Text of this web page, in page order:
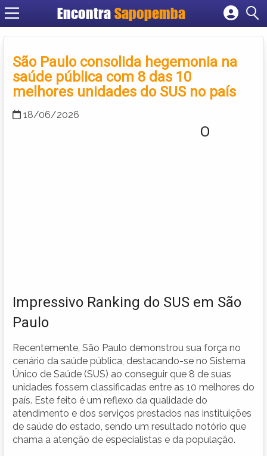
Encontra Sapopemba
Cadastrar empresa
Criar conta
São Paulo consolida hegemonia na
saúde pública com 8 das 10
melhores unidades do SUS no país
18/06/2026
O
Impressivo Ranking do SUS em São
Paulo
Recentemente, São Paulo demonstrou sua força no
cenário da saúde pública, destacando-se no Sistema
Único de Saúde (SUS) ao conseguir que 8 de suas
unidades fossem classificadas entre as 10 melhores do
país. Este feito é um reflexo da qualidade do
atendimento e dos serviços prestados nas instituições
de saúde do estado, sendo um resultado notório que
chama a atenção de especialistas e da população.